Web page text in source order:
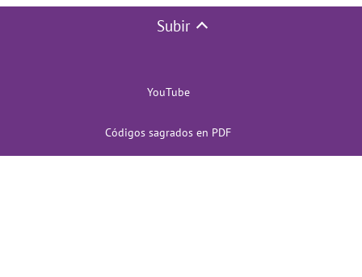
Subir
YouTube
Códigos sagrados en PDF